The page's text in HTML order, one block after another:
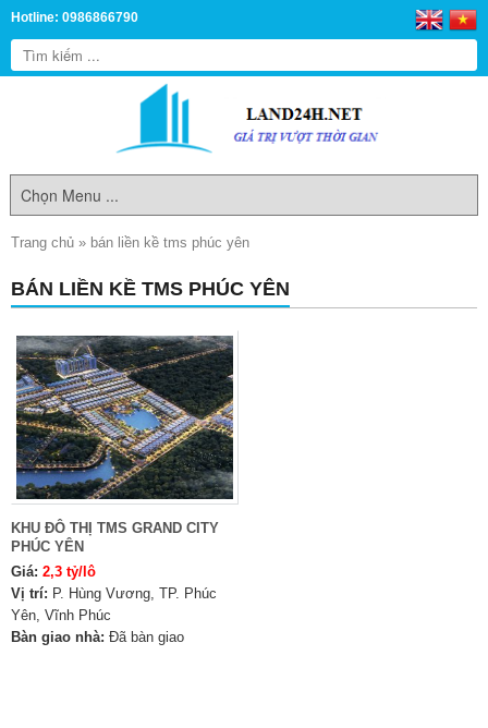
Hotline: 0986866790
Trang chủ » bán liền kề tms phúc yên
BÁN LIỀN KỀ TMS PHÚC YÊN
KHU ĐÔ THỊ TMS GRAND CITY
PHÚC YÊN
Giá: 2,3 tỷ/lô
Vị trí: P. Hùng Vương, TP. Phúc
Yên, Vĩnh Phúc
Bàn giao nhà: Đã bàn giao